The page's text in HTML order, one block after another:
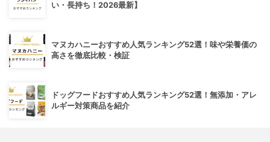
い・長持ち！2026最新】
マヌカハニーおすすめ人気ランキング52選！味や栄養価の
高さを徹底比較・検証
ドッグフードおすすめ人気ランキング52選！無添加・アレ
ルギー対策商品を紹介